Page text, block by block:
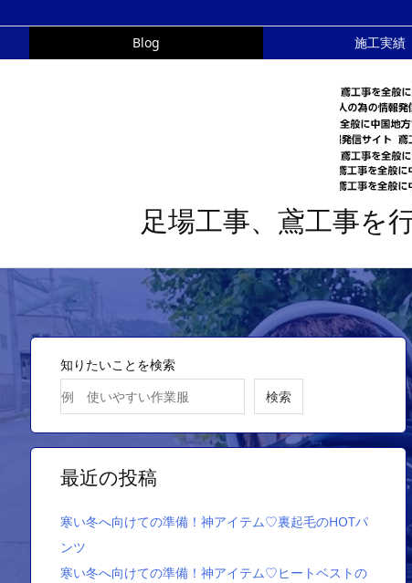
Blog 施工実績
足場工事、鳶工事を
知りたいことを検索
検索
最近の投稿
寒い冬へ向けての準備！神アイテム♡裏起毛のHOTパ
ンツ
寒い冬へ向けての準備！神アイテム♡ヒートベストの